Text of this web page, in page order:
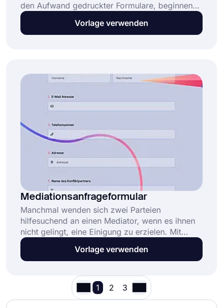
den Aufwand gedruckter Formulare, beginnend
mit einer anpassbaren Formularvorlage. Sie
müssen lediglich ein Formular von Grund auf
Informationen zu sammeln, indem Sie noch
heute diese kostenlose
Versicherungsformularvorlage auswählen!
Vorlage verwenden
Mediationsanfrageformular
Manchmal wenden sich zwei Parteien
hilfesuchend an einen Mediator, wenn es ihnen
nicht gelingt, eine Einigung zu erzielen. Mit
einem Online-Formular für eine
Mediationsvereinbarung können Mediatoren
Papierkram reduzieren. Sie können diese
kostenlose Formularvorlage für
Vermittlungsanfragen verwenden, um Ihr
Vorlage verwenden
1 2 3